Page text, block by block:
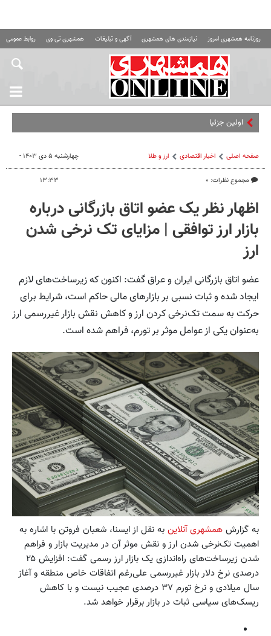
روزنامه همشهری امروز نیازمندی های همشهری آگهی و تبلیغات همشهری تی وی روابط عمومی
اولین جزئیات طرح راهب
صفحه اصلی اخبار اقتصادی ارز و طلا
مجموع نظرات: ۰
چهارشنبه ۵ دی ۱۴۰۳ -
۱۳:۳۳
اظهار نظر یک عضو اتاق بازرگانی درباره
بازار ارز توافقی | مزایای تک نرخی شدن
ارز
عضو اتاق بازرگانی ایران و عراق گفت: اکنون که زیرساخت‌های لازم
ایجاد شده و ثبات نسبی بر بازارهای مالی حاکم است، شرایط برای
حرکت به سمت تک‌نرخی کردن ارز و کاهش نقش بازار غیررسمی ارز
به‌عنوان یکی از عوامل موثر بر تورم، فراهم شده است.
به گزارش همشهری آنلاین به نقل از ایسنا، شعبان فروتن با اشاره به
اهمیت تک‌نرخی شدن ارز و نقش موثر آن در مدیریت بازار و فراهم
شدن زیرساخت‌های راه‌اندازی یک بازار ارز رسمی گفت: افزایش ۲۵
درصدی نرخ دلار بازار غیررسمی علی‌رغم اتفاقات خاص منطقه و آغاز
سال میلادی و نرخ تورم ۳۷ درصدی عجیب نیست و با کاهش
ریسک‌های سیاسی ثبات در بازار برقرار خواهد شد.